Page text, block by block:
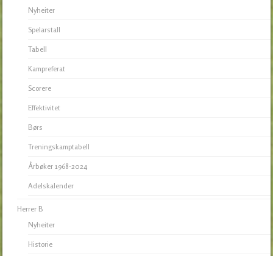
Nyheiter
Spelarstall
Tabell
Kampreferat
Scorere
Effektivitet
Børs
Treningskamptabell
Årbøker 1968-2024
Adelskalender
Herrer B
Nyheiter
Historie